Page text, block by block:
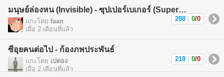
มนุษย์ล่องหน (Invisible) - ซุปเปอร์เบเกอร์ (Superbaker)
แกะโดย faan
เมื่อ 2 เดือนที่แล้ว
288 0/0
ซีอุยคนต่อไป - ก้องภพประพันธ์
แกะโดย เปตอง
เมื่อ 2 เดือนที่แล้ว
218 0/0